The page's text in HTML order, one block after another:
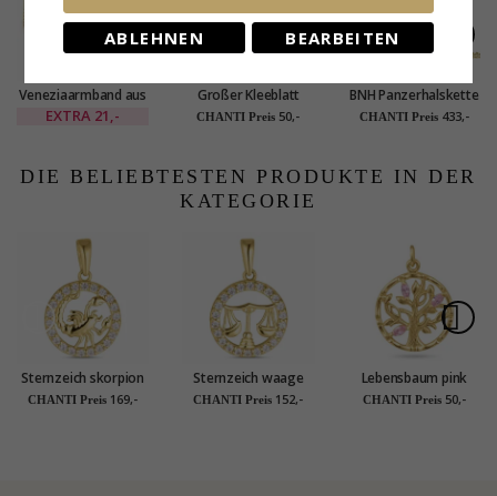
Veneziaarmband aus
vergoldetem
EXTRA 21,-
Großer Kleeblatt
Anhänger aus
CHANTI Preis 50,-
BNH Panzerhalskette
aus 8 Karat Gold 42
CHANTI Preis 433,-
DIE BELIEBTESTEN PRODUKTE IN DER
KATEGORIE
Sternzeich skorpion
Anhänger aus 8 Karat
CHANTI Preis 169,-
Sternzeich waage
Zirkon Anhänger aus
CHANTI Preis 152,-
Lebensbaum pink
Zirkon Anhänger aus
CHANTI Preis 50,-
ABLEHNEN BEARBEITEN